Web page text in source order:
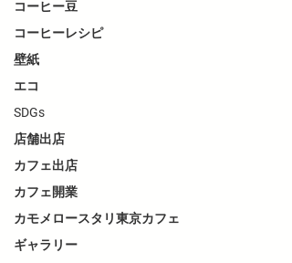
コーヒー豆
コーヒーレシピ
壁紙
エコ
SDGs
店舗出店
カフェ出店
カフェ開業
カモメロースタリ東京カフェ
ギャラリー